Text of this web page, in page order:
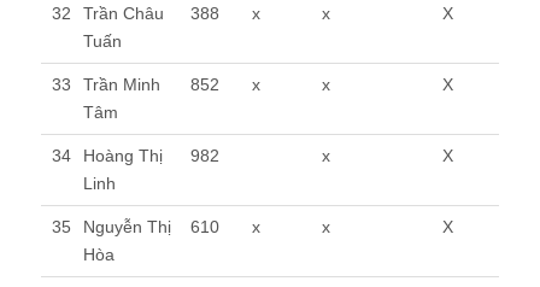
32
Trần Châu
Tuấn
388 x x X
33
Trần Minh
Tâm
852 x x X
34
Hoàng Thị
Linh
982 x X
35
Nguyễn Thị
Hòa
610 x x X